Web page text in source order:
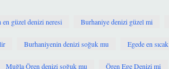
en güzel denizi neresi Burhaniye denizi güzel mi
Burhaniyenin denizi soğuk mu Egede en
Muğla Ören denizi soğuk mu Ören Ege Denizi mi